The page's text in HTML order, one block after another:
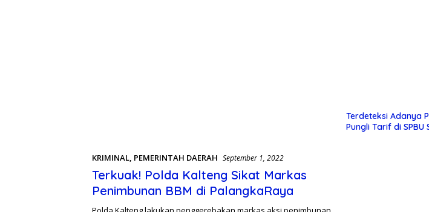
KRIMINAL, PEMERINTAH DAERAH September 1, 2022
Terkuak! Polda Kalteng Sikat Markas
Penimbunan BBM di PalangkaRaya
Terdeteksi Adanya
Pungli Tarif di SPBU